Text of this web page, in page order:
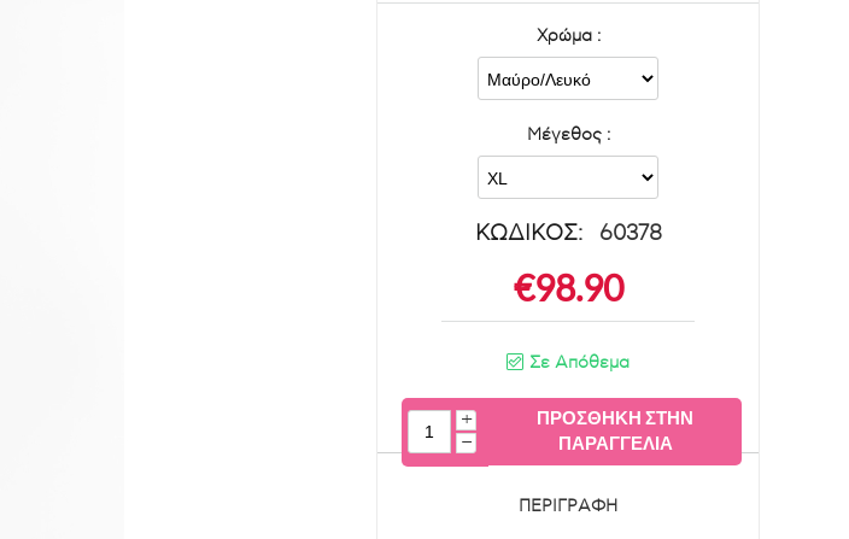
Χρώμα :
Μέγεθος :
ΚΩΔΙΚΟΣ: 60378
€98.90
Σε Απόθεμα
+
−
ΠΡΟΣΘΉΚΗ ΣΤΗΝ
ΠΑΡΑΓΓΕΛΊΑ
ΠΕΡΙΓΡΑΦΉ